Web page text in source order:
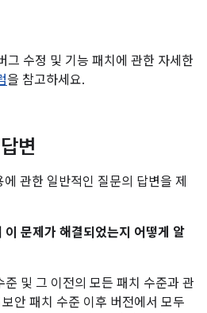
그 수정 및 기능 패치에 관한 자세한
을 참고하세요.
변
관한 일반적인 질문의 답변을 제
문제가 해결되었는지 어떻게 알
및 그 이전의 모든 패치 수준과 관
안 패치 수준 이후 버전에서 모두